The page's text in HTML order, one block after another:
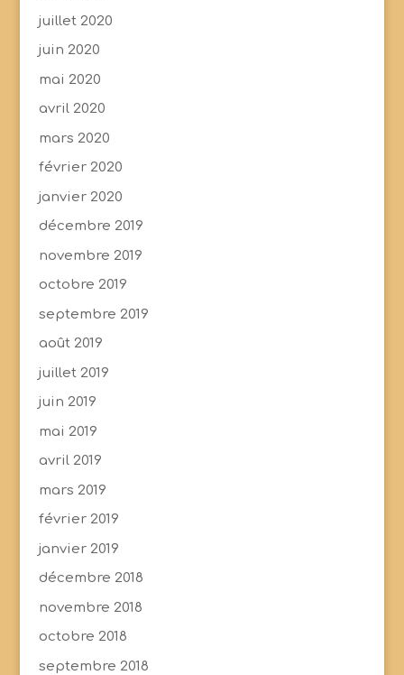
juillet 2020
juin 2020
mai 2020
avril 2020
mars 2020
février 2020
janvier 2020
décembre 2019
novembre 2019
octobre 2019
septembre 2019
août 2019
juillet 2019
juin 2019
mai 2019
avril 2019
mars 2019
février 2019
janvier 2019
décembre 2018
novembre 2018
octobre 2018
septembre 2018